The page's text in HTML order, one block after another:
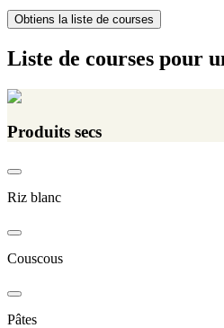
Obtiens la liste de courses
Liste de courses pour
Produits secs
Riz blanc
Couscous
Pâtes